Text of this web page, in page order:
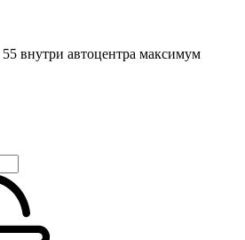
внутри автоцентра максимум